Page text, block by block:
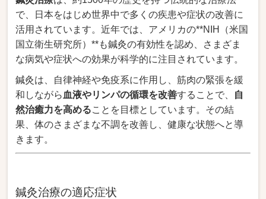
で、日本をはじめ世界中で多くの疾患や症状の改善に
活用されています。近年では、アメリカの**NIH（米国
国立衛生研究所）**も鍼灸の有効性を認め、さまざま
な病気や症状への効果が科学的に注目されています。
鍼灸は、自律神経や免疫系に作用し、筋肉の緊張を緩
和しながら 血液やリンパの循環を改善することで、
自
然治癒力を高めることを目標としています。その結
果、体のさまざまな不調を改善し、健康な状態へと導
きます。
鍼灸治療の適応症状